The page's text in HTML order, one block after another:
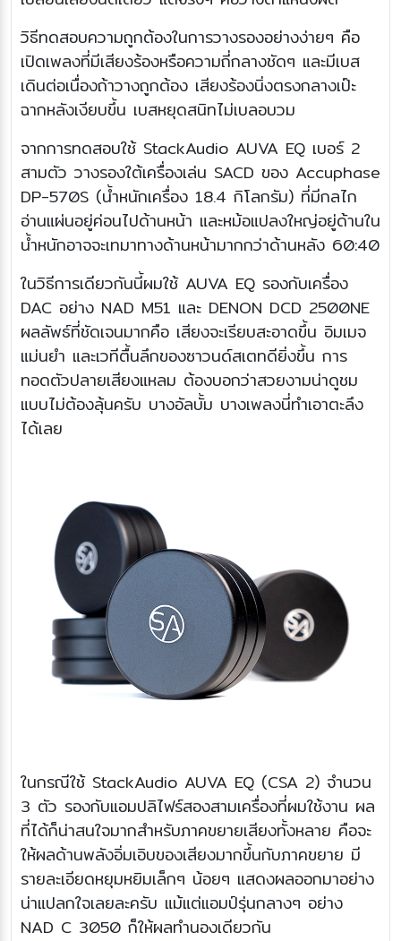
วิธีทดสอบความถูกต้องในการวางรองอย่างง่ายๆ คือ
เปิดเพลงที่มีเสียงร้องหรือความถี่กลางชัดๆ และมีเบส
เดินต่อเนื่องถ้าวางถูกต้อง เสียงร้องนิ่งตรงกลางเป๊ะ
ฉากหลังเงียบขึ้น เบสหยุดสนิทไม่เบลอบวม
จากการทดสอบใช้ StackAudio AUVA EQ เบอร์ 2
สามตัว วางรองใต้เครื่องเล่น SACD ของ Accuphase
DP-570S (น้ำหนักเครื่อง 18.4 กิโลกรัม) ที่มีกลไก
อ่านแผ่นอยู่ค่อนไปด้านหน้า และหม้อแปลงใหญ่อยู่ด้านใน
น้ำหนักอาจจะเทมาทางด้านหน้ามากกว่าด้านหลัง 60:40
ในวิธีการเดียวกันนี้ผมใช้ AUVA EQ รองกับเครื่อง
DAC อย่าง NAD M51 และ DENON DCD 2500NE
ผลลัพธ์ที่ชัดเจนมากคือ เสียงจะเรียบสะอาดขึ้น อิมเมจ
แม่นยำ และเวทีตื้นลึกของซาวนด์สเตทดียิ่งขึ้น การ
ทอดตัวปลายเสียงแหลม ต้องบอกว่าสวยงามน่าดูชม
แบบไม่ต้องลุ้นครับ บางอัลบั้ม บางเพลงนี่ทำเอาตะลึง
ได้เลย
ในกรณีใช้ StackAudio AUVA EQ (CSA 2) จำนวน
3 ตัว รองกับแอมปลิไฟร์สองสามเครื่องที่ผมใช้งาน ผล
ที่ได้ก็น่าสนใจมากสำหรับภาคขยายเสียงทั้งหลาย คือจะ
ให้ผลด้านพลังอิ่มเอิบของเสียงมากขึ้นกับภาคขยาย มี
รายละเอียดหยุมหยิมเล็กๆ น้อยๆ แสดงผลออกมาอย่าง
น่าแปลกใจเลยละครับ แม้แต่แอมป์รุ่นกลางๆ อย่าง
NAD C 3050 ก็ให้ผลทำนองเดียวกัน